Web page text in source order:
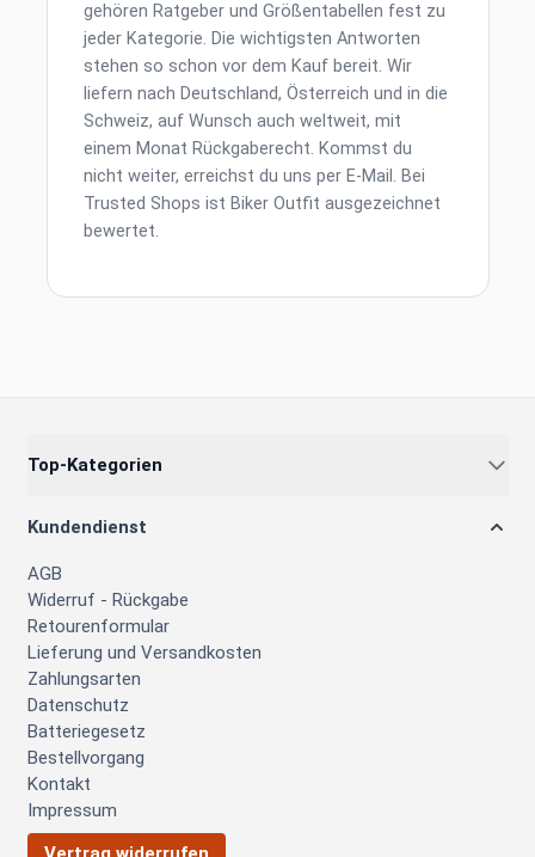
gehören Ratgeber und Größentabellen fest zu
jeder Kategorie. Die wichtigsten Antworten
stehen so schon vor dem Kauf bereit. Wir
liefern nach Deutschland, Österreich und in die
Schweiz, auf Wunsch auch weltweit, mit
einem Monat Rückgaberecht. Kommst du
nicht weiter, erreichst du uns per E-Mail. Bei
Trusted Shops ist Biker Outfit ausgezeichnet
bewertet.
Top-Kategorien
Kundendienst
AGB
Widerruf - Rückgabe
Retourenformular
Lieferung und Versandkosten
Zahlungsarten
Datenschutz
Batteriegesetz
Bestellvorgang
Kontakt
Impressum